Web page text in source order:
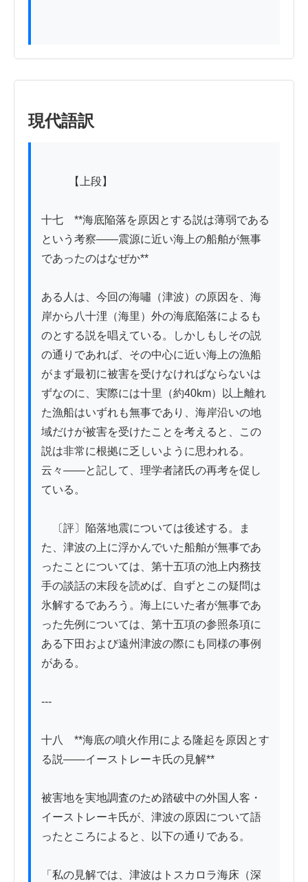
現代語訳
十七　**海底陥落を原因とする説は薄弱である
という考察——震源に近い海上の船舶が無事
であったのはなぜか**
ある人は、今回の海嘯（津波）の原因を、海
岸から八十浬（海里）外の海底陥落によるも
のとする説を唱えている。しかしもしその説
の通りであれば、その中心に近い海上の漁船
がまず最初に被害を受けなければならないは
ずなのに、実際には十里（約40km）以上離れ
た漁船はいずれも無事であり、海岸沿いの地
域だけが被害を受けたことを考えると、この
説は非常に根拠に乏しいように思われる。
云々——と記して、理学者諸氏の再考を促し
ている。
〔評〕陥落地震については後述する。ま
た、津波の上に浮かんでいた船舶が無事であ
ったことについては、第十五項の池上内務技
手の談話の末段を読めば、自ずとこの疑問は
氷解するであろう。海上にいた者が無事であ
った先例については、第十五項の参照条項に
ある下田および遠州津波の際にも同様の事例
がある。
---
十八　**海底の噴火作用による隆起を原因とす
る説——イーストレーキ氏の見解**
被害地を実地調査のため踏破中の外国人客・
イーストレーキ氏が、津波の原因について語
ったところによると、以下の通りである。
「私の見解では、津波はトスカロラ海床（深